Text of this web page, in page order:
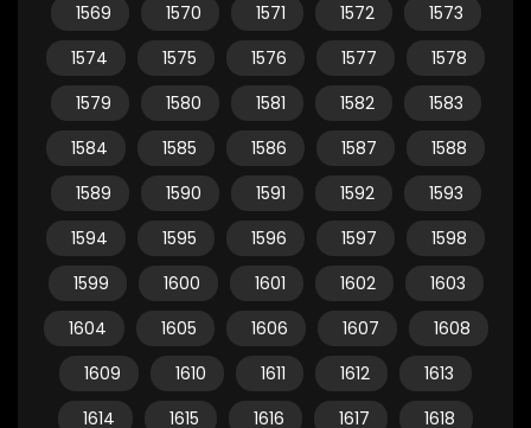
1569
1570 1571 1572
1573
1574
1575 1576 1577
1578
1579
1580 1581 1582
1583
1584
1585 1586 1587
1588
1589
1590 1591 1592
1593
1594
1595 1596 1597
1598
1599
1600 1601 1602
1603
1604
1605 1606 1607
1608
1609
1610 1611 1612
1613
1614
1615 1616 1617
1618